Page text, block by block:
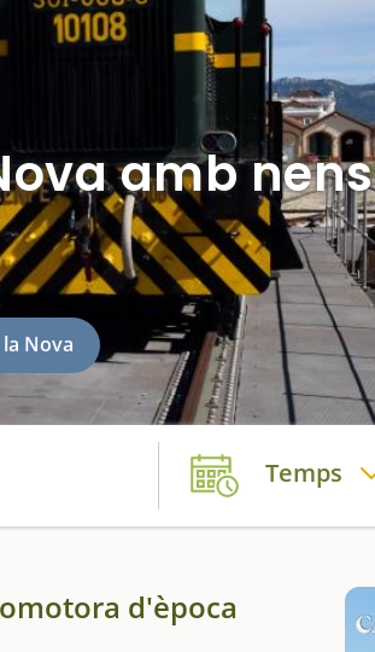
amb nens
Nova
Temps
d'època